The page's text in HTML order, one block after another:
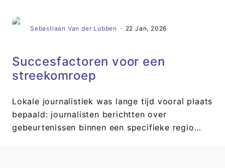
Sebastiaan Van der Lubben · 22 Jan, 2026
Succesfactoren voor een
streekomroep
Lokale journalistiek was lange tijd vooral plaats
bepaald: journalisten berichtten over
gebeurtenissen binnen een specifieke regio…